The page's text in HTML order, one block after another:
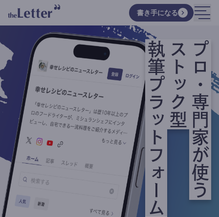
書き手になる
プロ・専門家が使う
ストック型
執筆プラットフォーム